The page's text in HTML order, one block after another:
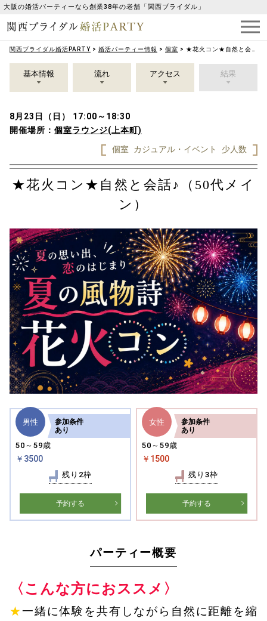
大阪の婚活パーティーなら創業38年の老舗「関西ブライダル」
関西ブライダル婚活PARTY > 婚活パーティー情報 > 個室 > ★花火コン★自然と会話♪（50代メイン）
基本情報 流れ アクセス 結果
8月23日（日） 17:00～18:30
開催場所： 個室ラウンジ(上本町)
個室
カジュアル・イベント 少人数
★花火コン★自然と会話♪（50代メイ
ン）
男性
50～59歳
￥3500
参加条件
あり
残り2枠
予約する
女性
50～59歳
￥1500
参加条件
あり
残り3枠
予約する
パーティー概要
〈こんな方におススメ〉
★一緒に体験を共有しながら自然に距離を縮